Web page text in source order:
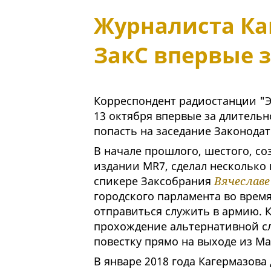
Журналиста
ЗакС впервые
Корреспондент радиостанции
13 октября впервые за
попасть на заседание
В начале прошлого, шестого,
издании MR7, сделал
спикере Заксобрания
городского парламента во
отправиться служить в армию.
прохождение альтернативной
повестку прямо на выходе из
В январе 2018 года